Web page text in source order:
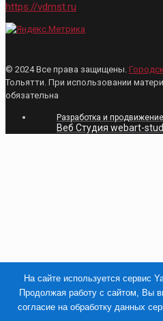
https://vdmst.ru
© 2024 Все права защищены.
Тольятти. При использовании
обязательна
Разработка и
Веб Студия webart-
На сайте используется сервис
Продолжая работу с сайтом, Вы
согласие на обработку данных